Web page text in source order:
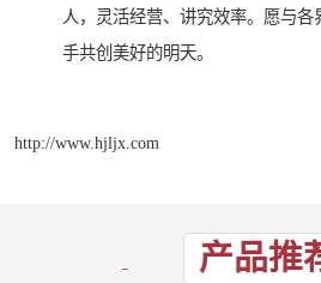
人，灵活经营、讲究效率。愿与各
手共创美好的明天。
http://www.hjljx.com
产品推